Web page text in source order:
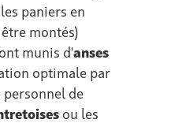
paniers en
montés)
munis d'anses
optimale par
personnel de
ou les